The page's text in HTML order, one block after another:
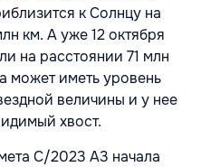
к Солнцу на
км. А уже 12 октября
на расстоянии 71 млн
может иметь уровень
величины и у нее
хвост.
C/2023 А3 начала